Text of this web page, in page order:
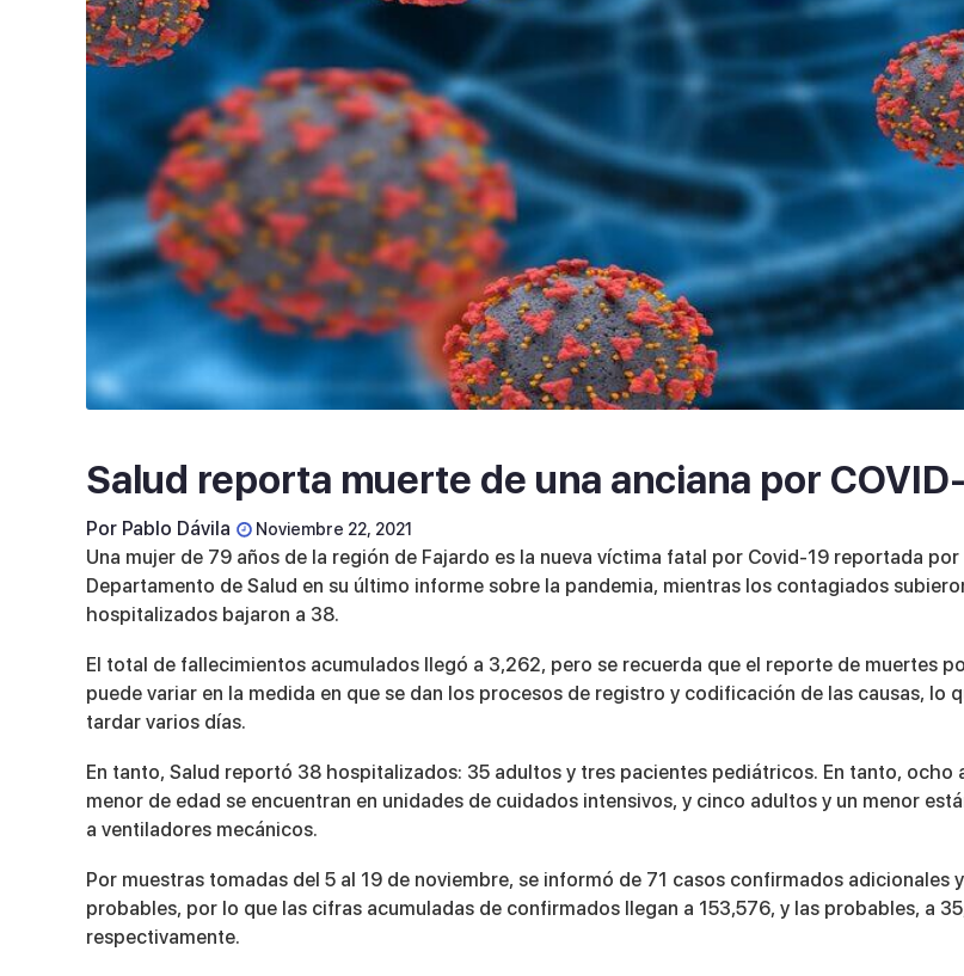
Salud reporta muerte de una anciana por
Por Pablo Dávila Noviembre 22, 2021
Una mujer de 79 años de la región de Fajardo es la nueva víctima fatal por Covid-19 reportada por
Departamento de Salud en su último informe sobre la pandemia, mientras los contagiados
hospitalizados bajaron a 38.
El total de fallecimientos acumulados llegó a 3,262, pero se recuerda que el reporte de muertes
puede variar en la medida en que se dan los procesos de registro y codificación de las causas, lo
tardar varios días.
En tanto, Salud reportó 38 hospitalizados: 35 adultos y tres pacientes pediátricos. En tanto, ocho
menor de edad se encuentran en unidades de cuidados intensivos, y cinco adultos y un menor
a ventiladores mecánicos.
Por muestras tomadas del 5 al 19 de noviembre, se informó de 71 casos confirmados adicionales
probables, por lo que las cifras acumuladas de confirmados llegan a 153,576, y las probables, a
respectivamente.